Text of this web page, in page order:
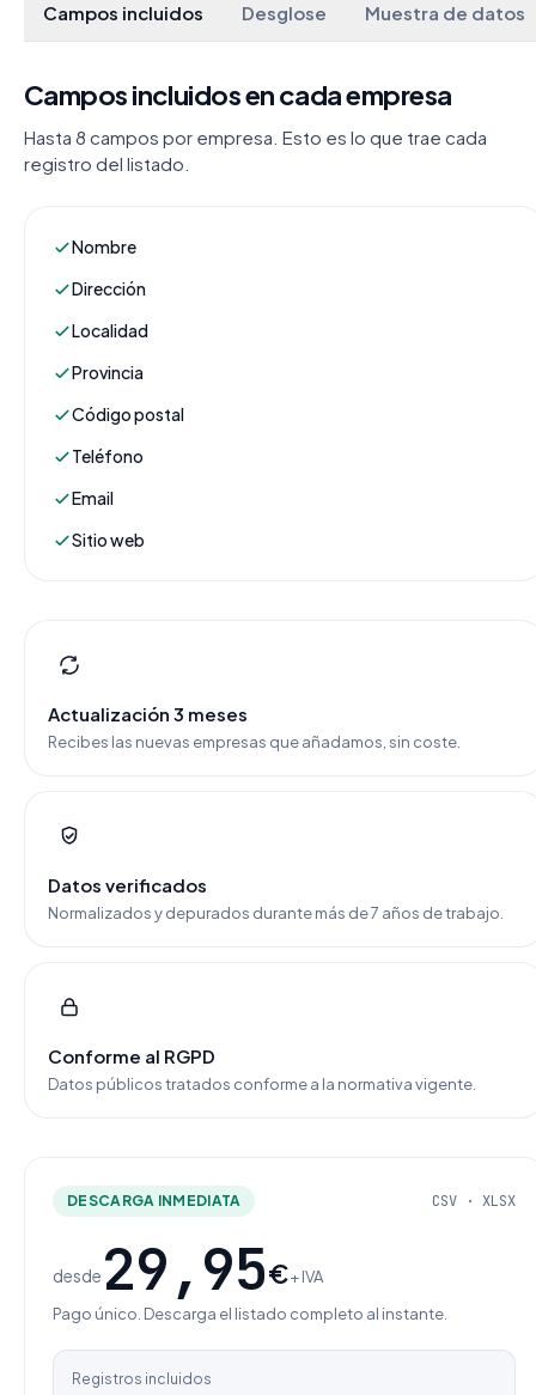
Campos incluidos Desglose Muestra de datos
Campos incluidos en cada empresa
Hasta 8 campos por empresa. Esto es lo que trae cada
registro del listado.
Nombre
Dirección
Localidad
Provincia
Código postal
Teléfono
Email
Sitio web
Actualización 3 meses
Recibes las nuevas empresas que añadamos, sin coste.
Datos verificados
Normalizados y depurados durante más de 7 años de trabajo.
Conforme al RGPD
Datos públicos tratados conforme a la normativa vigente.
DESCARGA INMEDIATA CSV · XLSX
desde 29,95€+ IVA
Pago único. Descarga el listado completo al instante.
Registros incluidos